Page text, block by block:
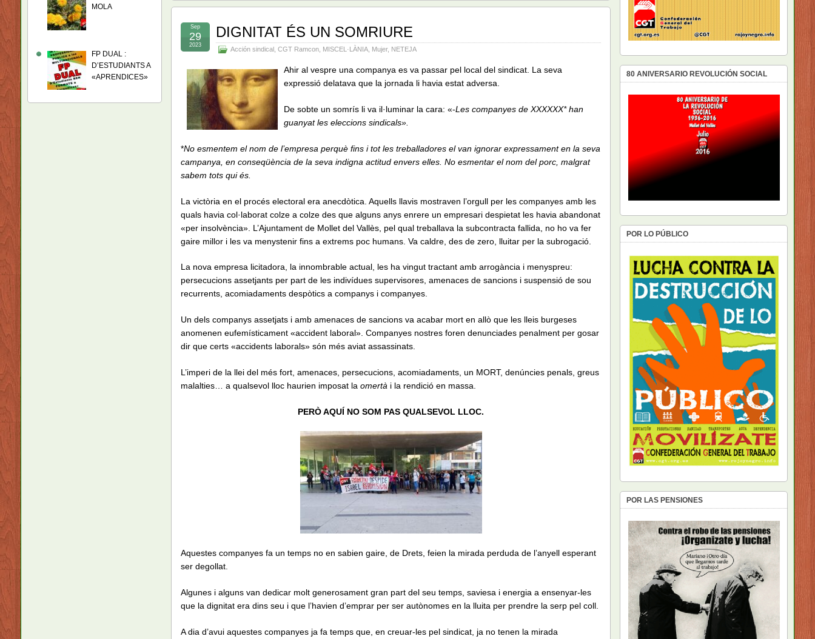
DIGNITAT ÉS UN SOMRIURE
Acción sindical CGT Ramcon MISCEL·LÀNIA Mujer, NETEJA
Sep
29
2023
Ahir al vespre una companya es va passar pel local del sindicat. La seva
expressió delatava que la jornada li havia estat adversa.
De sobte un somrís li va il·luminar la cara: «-Les companyes de XXXXXX* han
guanyat les eleccions sindicals».
*No esmentem el nom de l’empresa perquè fins i tot les treballadores el van ignorar expressament en la seva
campanya, en conseqüència de la seva indigna actitud envers elles. No esmentar el nom del porc, malgrat
sabem tots qui és.
La victòria en el procés electoral era anecdòtica. Aquells llavis mostraven l’orgull per les companyes amb les
quals havia col·laborat colze a colze des que alguns anys enrere un empresari despietat les havia abandonat
«per insolvència». L’Ajuntament de Mollet del Vallès, pel qual treballava la subcontracta fallida, no ho va fer
gaire millor i les va menystenir fins a extrems poc humans. Va caldre, des de zero, lluitar per la subrogació.
La nova empresa licitadora, la innombrable actual, les ha vingut tractant amb arrogància i menyspreu:
persecucions assetjants per part de les indivídues supervisores, amenaces de sancions i suspensió de sou
recurrents, acomiadaments despòtics a companys i companyes.
Un dels companys assetjats i amb amenaces de sancions va acabar mort en allò que les lleis burgeses
anomenen eufemísticament «accident laboral». Companyes nostres foren denunciades penalment per gosar
dir que certs «accidents laborals» són més aviat assassinats.
L’imperi de la llei del més fort, amenaces, persecucions, acomiadaments, un MORT, denúncies penals, greus
malalties… a qualsevol lloc haurien imposat la omertà i la rendició en massa.
PERÒ AQUÍ NO SOM PAS QUALSEVOL LLOC.
Aquestes companyes fa un temps no en sabien gaire, de Drets, feien la mirada perduda de l’anyell esperant
ser degollat.
Algunes i alguns van dedicar molt generosament gran part del seu temps, saviesa i energia a ensenyar-les
que la dignitat era dins seu i que l’havien d’emprar per ser autònomes en la lluita per prendre la serp pel coll.
A dia d’avui aquestes companyes ja fa temps que, en creuar-les pel sindicat, ja no tenen la mirada
MOLA
FP DUAL :
D’ESTUDIANTS A
«APRENDICES»
80 ANIVERSARIO REVOLUCIÓN SOCIAL
POR LO PÚBLICO
POR LAS PENSIONES